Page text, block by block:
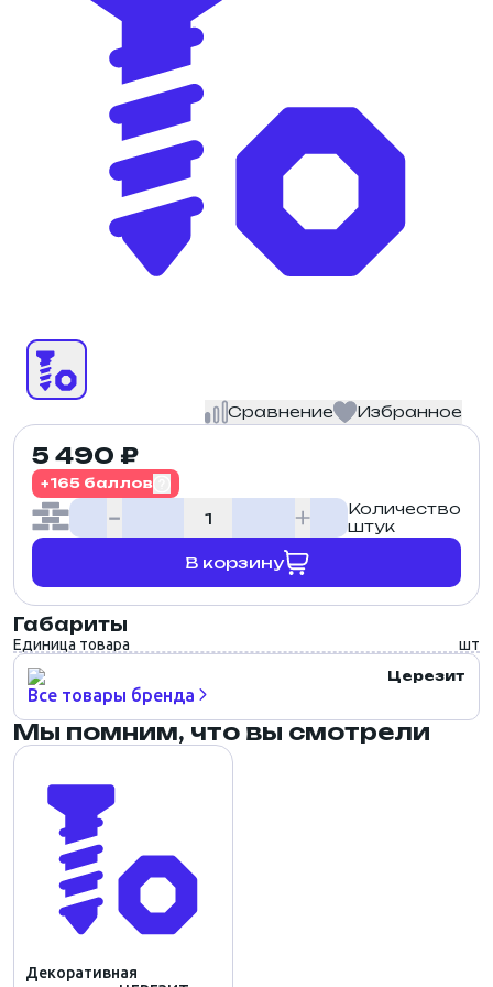
Сравнение Избранное
5 490 ₽
+165 баллов
Количество
штук
В корзину
Габариты
Единица товара шт
Церезит
Все товары бренда
Мы помним, что вы смотрели
Декоративная